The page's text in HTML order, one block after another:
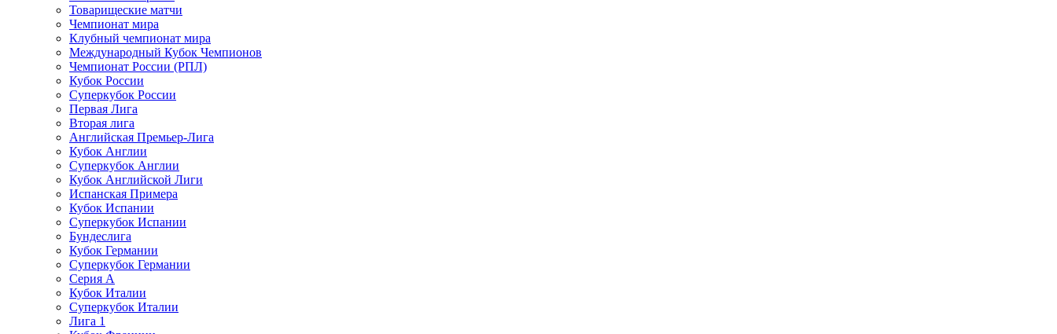
Товарищеские матчи
Чемпионат мира
Клубный чемпионат мира
Международный Кубок Чемпионов
Чемпионат России (РПЛ)
Кубок России
Суперкубок России
Первая Лига
Вторая лига
Английская Премьер-Лига
Кубок Англии
Суперкубок Англии
Кубок Английской Лиги
Испанская Примера
Кубок Испании
Суперкубок Испании
Бундеслига
Кубок Германии
Суперкубок Германии
Серия А
Кубок Италии
Суперкубок Италии
Лига 1